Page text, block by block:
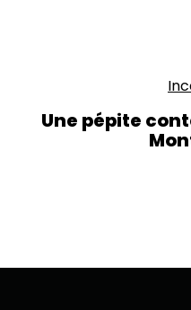
Une pépite